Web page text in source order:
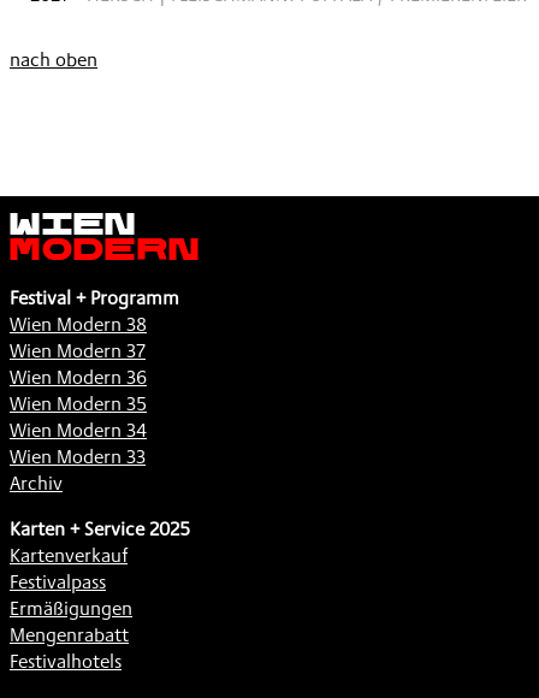
nach oben
Wien
Modern
Festival + Programm
Wien Modern 38
Wien Modern 37
Wien Modern 36
Wien Modern 35
Wien Modern 34
Wien Modern 33
Archiv
Karten + Service 2025
Kartenverkauf
Festivalpass
Ermäßigungen
Mengenrabatt
Festivalhotels